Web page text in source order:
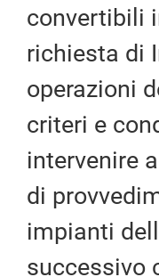
convertibili
richiesta di
operazioni
criteri e
intervenire
di
impianti
successivo